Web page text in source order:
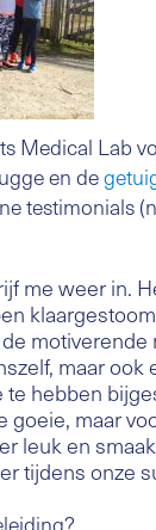
Medical Lab
en de
testimonials
me weer in.
motiverende
maar ook
hebben
maar
leuk en
tijdens onze